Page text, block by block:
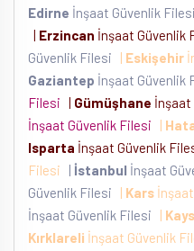
Edirne İnşaat Güvenlik Filesi
| Erzincan İnşaat Güvenlik
Güvenlik Filesi
| Eskişehir
Gaziantep İnşaat Güvenlik
Filesi | Gümüşhane İnşaat
İnşaat Güvenlik Filesi
|
Isparta İnşaat Güvenlik
Filesi
| İstanbul İnşaat
Güvenlik Filesi
| Kars
İnşaat Güvenlik Filesi
|
Kırklareli İnşaat Güvenlik